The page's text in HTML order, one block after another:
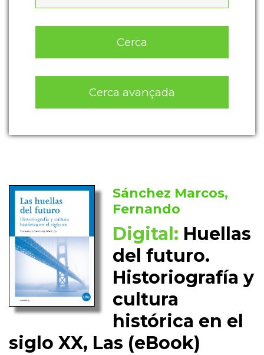
Cerca
Cerca avançada
Sánchez Marcos,
Fernando
Digital: Huellas
del futuro.
Historiografía y
cultura
histórica en el
siglo XX, Las (eBook)